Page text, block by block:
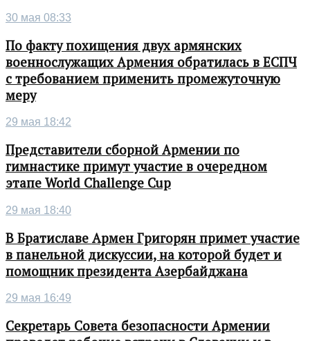
30 мая 08:33
По факту похищения двух армянских
военнослужащих Армения обратилась в ЕСПЧ
с требованием применить промежуточную
меру
29 мая 18:42
Представители сборной Армении по
гимнастике примут участие в очередном
этапе World Challenge Cup
29 мая 18:40
В Братиславе Армен Григорян примет участие
в панельной дискуссии, на которой будет и
помощник президента Азербайджана
29 мая 16:49
Секретарь Совета безопасности Армении